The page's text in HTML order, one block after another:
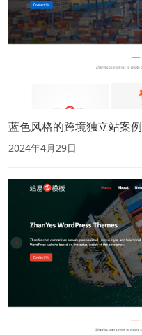
蓝色风格的跨境独立站案例
2024年4月29日